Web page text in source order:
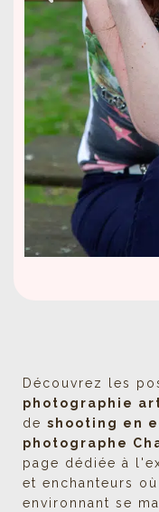
Découvrez les
photographie
de shooting en
photographe
page dédiée à
et enchanteurs
environnant se